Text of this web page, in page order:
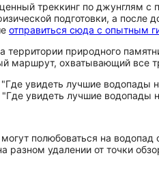
треккинг по джунглям
подготовки, а
отправиться сюда с опытным
территории природного
маршрут, охватывающий все
могут полюбоваться на
разном удалении от точки